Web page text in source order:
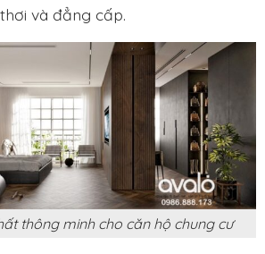
và đẳng cấp.
thông minh cho căn hộ chung cư